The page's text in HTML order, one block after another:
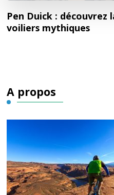
Pen Duick : découvrez
voiliers mythiques
A propos